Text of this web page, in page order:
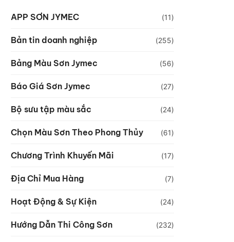
APP SƠN JYMEC (11)
Bản tin doanh nghiệp (255)
Bảng Màu Sơn Jymec (56)
Báo Giá Sơn Jymec (27)
Bộ sưu tập màu sắc (24)
Chọn Màu Sơn Theo Phong Thủy (61)
Chương Trình Khuyến Mãi (17)
Địa Chỉ Mua Hàng (7)
Hoạt Động & Sự Kiện (24)
Hướng Dẫn Thi Công Sơn (232)